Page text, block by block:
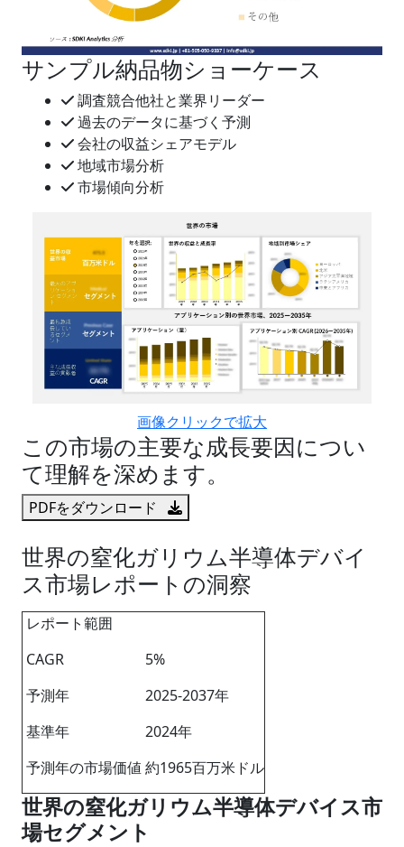
サンプル納品物ショーケース
調査競合他社と業界リーダー
過去のデータに基づく予測
会社の収益シェアモデル
地域市場分析
市場傾向分析
画像クリックで拡大
この市場の主要な成長要因につい
て理解を深めます。
PDFをダウンロード
世界の窒化ガリウム半導体デバイ
ス市場レポートの洞察
レポート範囲
CAGR
5%
予測年
2025-2037年
基準年
2024年
予測年の市場価値 約1965百万米ドル
世界の窒化ガリウム半導体デバイス市
場セグメント